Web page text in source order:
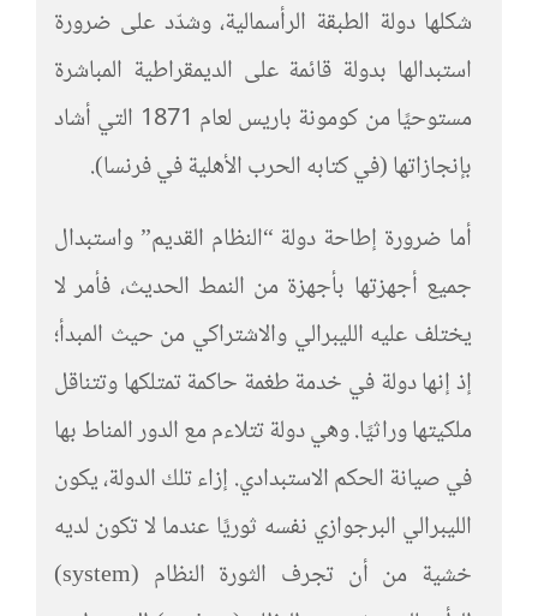
شكلها دولة الطبقة الرأسمالية، وشدّد على ضرورة
استبدالها بدولة قائمة على الديمقراطية المباشرة
مستوحيًا من كومونة باريس لعام 1871 التي أشاد
بإنجازاتها (في كتابه الحرب الأهلية في فرنسا).
أما ضرورة إطاحة دولة “النظام القديم” واستبدال
جميع أجهزتها بأجهزة من النمط الحديث، فأمر لا
يختلف عليه الليبرالي والاشتراكي من حيث المبدأ؛
إذ إنها دولة في خدمة طغمة حاكمة تمتلكها وتتناقل
ملكيتها وراثيًا. وهي دولة تتلاءم مع الدور المناط بها
في صيانة الحكم الاستبدادي. إزاء تلك الدولة، يكون
الليبرالي البرجوازي نفسه ثوريًا عندما لا تكون لديه
خشية من أن تجرف الثورة النظام (system)